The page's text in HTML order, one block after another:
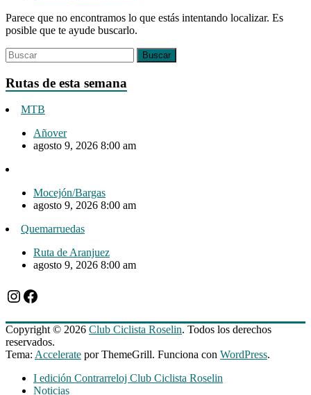
Parece que no encontramos lo que estás intentando localizar. Es
posible que te ayude buscarlo.
Rutas de esta semana
MTB
Añover
agosto 9, 2026 8:00 am
Mocejón/Bargas
agosto 9, 2026 8:00 am
Quemarruedas
Ruta de Aranjuez
agosto 9, 2026 8:00 am
Instagram
Facebook
Copyright © 2026 Club Ciclista Roselin. Todos los derechos
reservados.
Tema: Accelerate por ThemeGrill. Funciona con WordPress.
I edición Contrarreloj Club Ciclista Roselin
Noticias